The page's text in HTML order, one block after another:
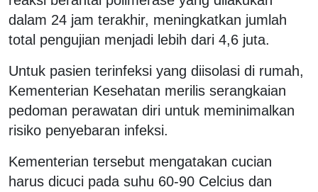
dalam 24 jam terakhir, meningkatkan jumlah
total pengujian menjadi lebih dari 4,6 juta.
Untuk pasien terinfeksi yang diisolasi di rumah,
Kementerian Kesehatan merilis serangkaian
pedoman perawatan diri untuk meminimalkan
risiko penyebaran infeksi.
Kementerian tersebut mengatakan cucian
harus dicuci pada suhu 60-90 Celcius dan